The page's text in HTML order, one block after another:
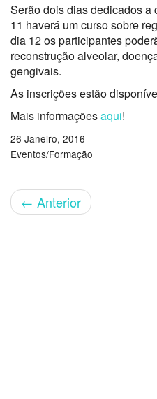
Serão dois dias dedicados
11 haverá um curso sobre
dia 12 os participantes
reconstrução alveolar,
gengivais.
As inscrições estão
Mais informaçõesaqui!
26 Janeiro, 2016
Eventos/Formação
← Anterior